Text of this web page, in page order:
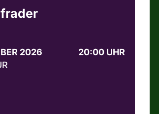
2026
20:00 UHR